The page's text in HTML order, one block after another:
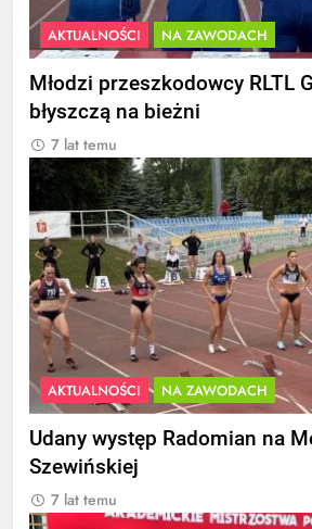
AKTUALNOŚCI NA ZAWODACH
Młodzi przeszkodowcy RLTL
błyszczą na bieżni
7 lat temu
AKTUALNOŚCI NA ZAWODACH
Udany występ Radomian na
Szewińskiej
7 lat temu